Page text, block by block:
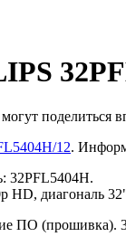
поделиться
12.
32PFL5404H.
HD, диагональ
ПО (прошивка).